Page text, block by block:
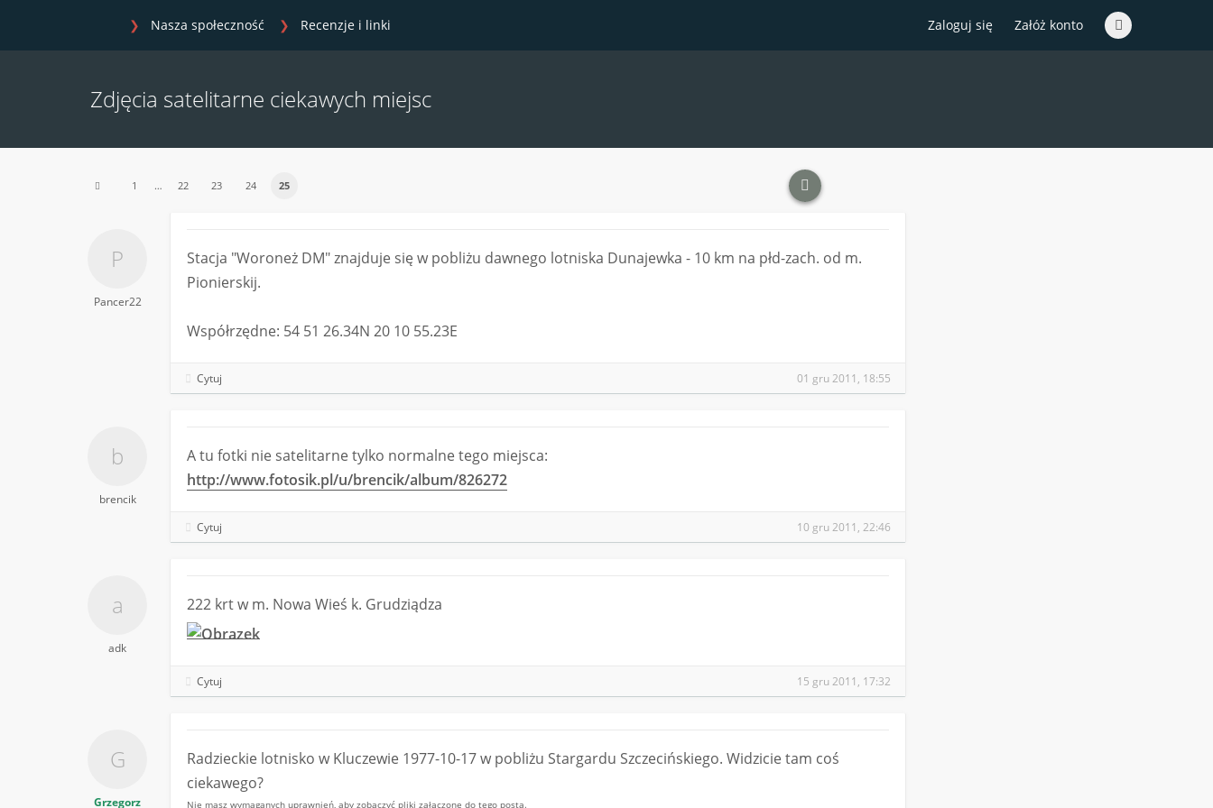
Zaloguj się Załóż konto
Nasza społeczność Recenzje i linki
Zdjęcia satelitarne ciekawych miejsc
1 … 22 23 24 25
Pancer22
Stacja "Woroneż DM" znajduje się w pobliżu dawnego lotniska Dunajewka - 10 km na płd-zach. od m.
Pionierskij.
Współrzędne: 54 51 26.34N 20 10 55.23E
Cytuj 01 gru 2011, 18:55
brencik
A tu fotki nie satelitarne tylko normalne tego miejsca:
http://www.fotosik.pl/u/brencik/album/826272
Cytuj 10 gru 2011, 22:46
adk
222 krt w m. Nowa Wieś k. Grudziądza
Cytuj 15 gru 2011, 17:32
Grzegorz
Radzieckie lotnisko w Kluczewie 1977-10-17 w pobliżu Stargardu Szczecińskiego. Widzicie tam coś
ciekawego?
Nie masz wymaganych uprawnień, aby zobaczyć pliki załączone do tego posta.